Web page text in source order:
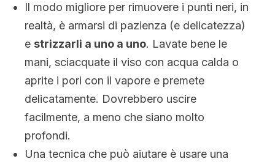
Il modo migliore per rimuovere i punti neri, in
realtà, è armarsi di pazienza (e delicatezza)
e strizzarli a uno a uno. Lavate bene le
mani, sciacquate il viso con acqua calda o
aprite i pori con il vapore e premete
delicatamente. Dovrebbero uscire
facilmente, a meno che siano molto
profondi.
Una tecnica che può aiutare è usare una